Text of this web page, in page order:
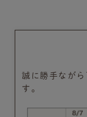
誠に勝手なが
す。